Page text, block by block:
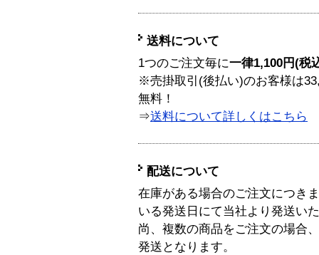
送料について
1つのご注文毎に一律1,100円(税
※売掛取引(後払い)のお客様は
無料！
⇒送料について詳しくはこちら
配送について
在庫がある場合のご注文につき
いる発送日にて当社より発送い
尚、複数の商品をご注文の場合
発送となります。